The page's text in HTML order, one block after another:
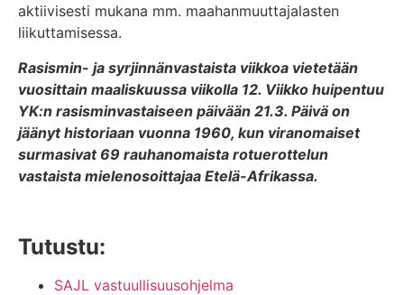
aktiivisesti mukana mm. maahanmuuttajalasten
liikuttamisessa.
Rasismin- ja syrjinnänvastaista viikkoa vietetään
vuosittain maaliskuussa viikolla 12. Viikko huipentuu
YK:n rasisminvastaiseen päivään 21.3. Päivä on
jäänyt historiaan vuonna 1960, kun viranomaiset
surmasivat 69 rauhanomaista rotuerottelun
vastaista mielenosoittajaa Etelä-Afrikassa.
Tutustu:
SAJL vastuullisuusohjelma